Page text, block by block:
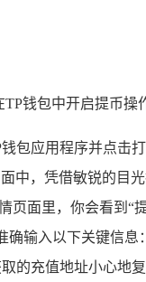
钱包中开启提币操
包应用程序并点击
中，凭借敏锐的目
页面里，你会看到“
确输入以下关键信息：
的充值地址小心地